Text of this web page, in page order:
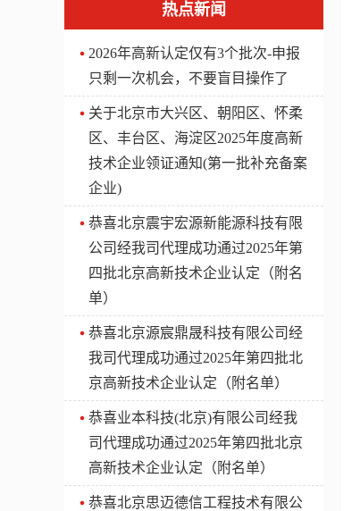
热点新闻
2026年高新认定仅有3个批次-申报
只剩一次机会，不要盲目操作了
关于北京市大兴区、朝阳区、怀柔
区、丰台区、海淀区2025年度高新
技术企业领证通知(第一批补充备案
企业)
​恭喜北京震宇宏源新能源科技有限
公司经我司代理成功通过2025年第
四批北京高新技术企业认定（附名
单）
​恭喜北京源宸鼎晟科技有限公司经
我司代理成功通过2025年第四批北
京高新技术企业认定（附名单）
​恭喜业本科技(北京)有限公司经我
司代理成功通过2025年第四批北京
高新技术企业认定（附名单）
​恭喜北京思迈德信工程技术有限公